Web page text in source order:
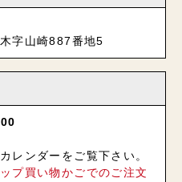
字山崎887番地5
レンダーをご覧下さい。
プ買い物かごでのご注文